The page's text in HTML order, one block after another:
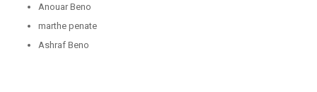
Anouar Beno
marthe penate
Ashraf Beno